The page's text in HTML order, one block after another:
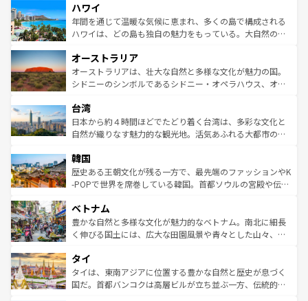
ば市内交通費無料で観光を楽しむこともできる。 なお、新
着のスイス情報はコンテンツ一覧 を参照してほしい。
のような巨大都市は、観光、ショッピング、エンターテイ
ンメントが詰まった刺激的なスポットだ。一方、アメリカ
西部には大自然が広がり、グランドキャニオンやイエロー
部のニューオーリンズでは、音楽と美食が融合した独特の
文化が魅力。旅行者はアメリカの各地域で異なる魅力を楽
しみながら、その多様性と豊かな歴史を感じることができ
ならではの贅沢な旅のスタイルだ。 なお、新着のアメリカ
情報はコンテンツ一覧を参照してほしい。
ハワイ
年間を通じて温暖な気候に恵まれ、多くの島で構成される
ハワイは、どの島も独自の魅力をもっている。大自然の神
ワイ島は見逃せない。また、定番の観光地といえばオアフ
島だが、静かな自然を求めるならマウイ島やカウアイ島が
おすすめ。エメラルドグリーンに輝く海をはじめ、豊かな
れるおもてなしの心で訪れる人々を迎えてくれるハワイの
人々、おいしいローカルフードやハワイアンミュージッ
ク、伝統的なフラダンスなど、すべてがハワイの魅力を彩
ワイを、存分に味わってほしい。 なお、新着のハワイ情報
はコンテンツ一覧を参照してほしい。
オーストラリア
オーストラリアは、壮大な自然と多様な文化が魅力の国。
シドニーのシンボルであるシドニー・オペラハウス、オー
リアリーフや大陸中央部にそびえるウルル（エアーズロッ
ク）、タスマニアの美しい原生林やケアンズの熱帯雨林な
ど、見どころがたくさん。また、カフェやワイン、オージ
いる。アクティビティも充実しており、サーフィンやダイ
ビング、ハイキングなど、アウトドア好きにはたまらな
い。オーストラリアの多彩な魅力を存分に味わいつくそ
参照してほしい。
台湾
日本から約４時間ほどでたどり着く台湾は、多彩な文化と
自然が織りなす魅力的な観光地。活気あふれる大都市の台
ン）、静ひつな山岳地帯である台湾東部など、都市の喧騒
と山間の静けさが共存しており、訪れる人に新しい発見と
驚きをもたらしてくれる。また、奥深い台湾の食文化も魅
容にもいいと評判のスイーツなど、バラエティ豊かな料理
が味わえる。 なお、新着の台湾情報は コンテンツ一覧を参
照してほしい。
韓国
歴史ある王朝文化が残る一方で、最先端のファッションやK
-POPで世界を席巻している韓国。首都ソウルの宮殿や伝統
き、地方に足を延ばせば四季折々の自然美を楽しむことが
できる。そして、キムチや焼肉、絶品のストリートフード
まで、さまざまな韓国料理が待っている。夜には、韓国な
リティに包まれながら、韓国の多彩な魅力を心ゆくまで味
わってみてほしい。 なお、新着の韓国情報はコンテンツ一
覧を参照してほしい。
ベトナム
豊かな自然と多様な文化が魅力的なベトナム。南北に細長
く伸びる国土には、広大な田園風景や青々とした山々、世
急速な発展と共に伝統が息づく。ハノイの古い町並みやホ
ーチミン市のフランス統治時代の建物も、独特の雰囲気を
醸し出している。また、バラエティの豊かさとおいしさで
タイ
タイは、東南アジアに位置する豊かな自然と歴史が息づく
国だ。首都バンコクは高層ビルが立ち並ぶ一方、伝統的な